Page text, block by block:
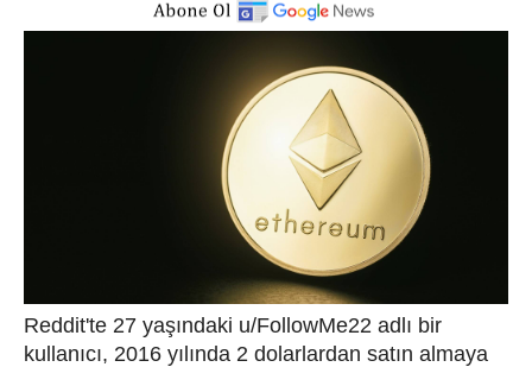
Reddit'te 27 yaşındaki u/FollowMe22 adlı bir
kullanıcı, 2016 yılında 2 dolarlardan satın almaya